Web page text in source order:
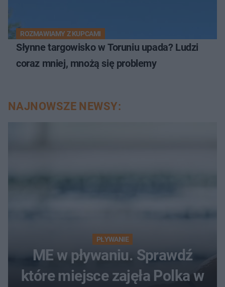
ROZMAWIAMY Z KUPCAMI
Słynne targowisko w Toruniu upada? Ludzi
coraz mniej, mnożą się problemy
NAJNOWSZE NEWSY:
PŁYWANIE
ME w pływaniu. Sprawdź
które miejsce zajęła Polka w